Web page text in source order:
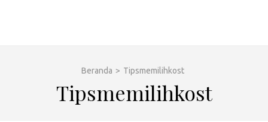
Beranda > Tipsmemilihkost
Tipsmemilihkost